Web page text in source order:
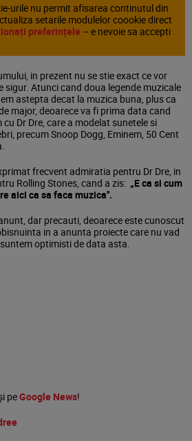
urile nu permit afisarea continutul din
setarile modulelor coookie direct
preferințele – e nevoie sa accepti
in prezent nu se stie exact ce vor
sigur. Atunci cand doua legende muzicale
astepta decat la muzica buna, plus ca
major, deoarece va fi prima data cand
Dr Dre, care a modelat sunetele si
precum Snoop Dogg, Eminem, 50 Cent
frecvent admiratia pentru Dr Dre, in
Rolling Stones, cand a zis: „E ca si cum
aici ca sa faca muzica''.
dar precauti, deoarece este cunoscut
in a anunta proiecte care nu vad
optimisti de data asta.
peGoogle News!